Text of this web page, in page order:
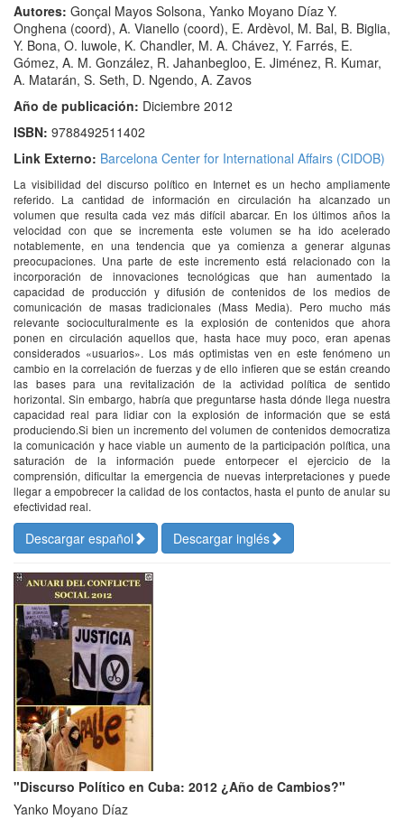
Autores: Gonçal Mayos Solsona, Yanko Moyano Díaz Y.
Onghena (coord), A. Vianello (coord), E. Ardèvol, M. Bal, B. Biglia,
Y. Bona, O. luwole, K. Chandler, M. A. Chávez, Y. Farrés, E.
Gómez, A. M. González, R. Jahanbegloo, E. Jiménez, R. Kumar,
A. Matarán, S. Seth, D. Ngendo, A. Zavos
Año de publicación: Diciembre 2012
ISBN: 9788492511402
Link Externo: Barcelona Center for International Affairs (CIDOB)
La visibilidad del discurso político en Internet es un hecho ampliamente
referido. La cantidad de información en circulación ha alcanzado un
volumen que resulta cada vez más difícil abarcar. En los últimos años la
velocidad con que se incrementa este volumen se ha ido acelerado
notablemente, en una tendencia que ya comienza a generar algunas
preocupaciones. Una parte de este incremento está relacionado con la
incorporación de innovaciones tecnológicas que han aumentado la
capacidad de producción y difusión de contenidos de los medios de
comunicación de masas tradicionales (Mass Media). Pero mucho más
relevante socioculturalmente es la explosión de contenidos que ahora
ponen en circulación aquellos que, hasta hace muy poco, eran apenas
considerados «usuarios». Los más optimistas ven en este fenómeno un
cambio en la correlación de fuerzas y de ello infieren que se están creando
las bases para una revitalización de la actividad política de sentido
horizontal. Sin embargo, habría que preguntarse hasta dónde llega nuestra
capacidad real para lidiar con la explosión de información que se está
produciendo.Si bien un incremento del volumen de contenidos democratiza
la comunicación y hace viable un aumento de la participación política, una
saturación de la información puede entorpecer el ejercicio de la
comprensión, dificultar la emergencia de nuevas interpretaciones y puede
llegar a empobrecer la calidad de los contactos, hasta el punto de anular su
efectividad real.
Descargar español Descargar inglés
"Discurso Político en Cuba: 2012 ¿Año de Cambios?"
Yanko Moyano Díaz